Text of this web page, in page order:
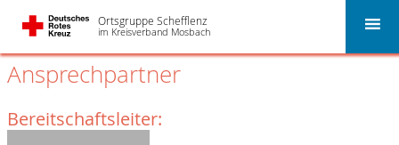
Ortsgruppe Schefflenz
im Kreisverband Mosbach
Ansprechpartner
Bereitschaftsleiter: